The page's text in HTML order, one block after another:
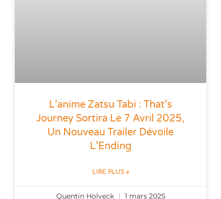
L’anime Zatsu Tabi : That’s
Journey Sortira Le 7 Avril 2025,
Un Nouveau Trailer Dévoile
L’Ending
LIRE PLUS »
Quentin Holveck 1 mars 2025